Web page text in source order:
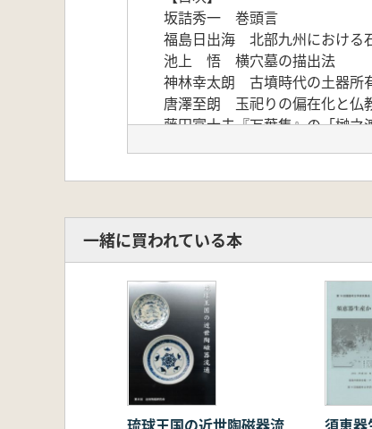
坂詰秀一 巻頭言
福島日出海 北部九州における
池上 悟 横穴墓の描出法
神林幸太朗 古墳時代の土器所
唐澤至朗 玉祀りの偏在化と仏
藤田富士夫『万葉集』の「榊之
斎木 勝 中世における石工の
磯野治司 採石場周辺における
関 俊彦 米国ワシントン州北部
大竹憲治 河西回廊仏蹟の壁画
剱持輝久 戦後における小学校
あとがき
一緒に買われている本
琉球王国の近世陶磁器流
須恵器